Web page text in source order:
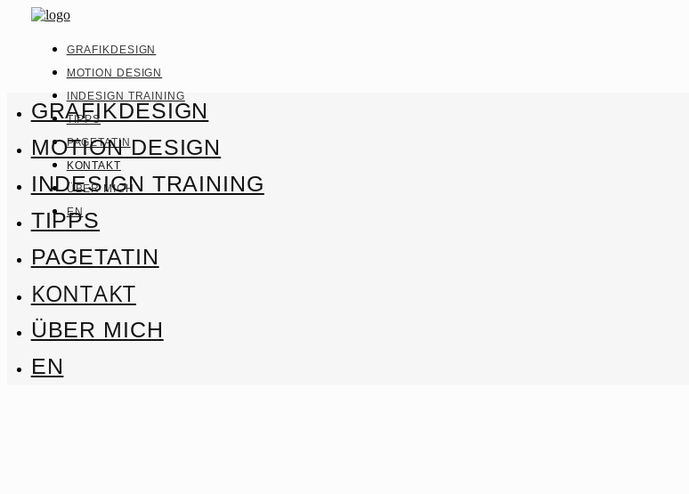
GRAFIKDESIGN
MOTION DESIGN
INDESIGN TRAINING
TIPPS
PAGETATIN
KONTAKT
ÜBER MICH
EN
GRAFIKDESIGN
MOTION DESIGN
INDESIGN TRAINING
TIPPS
PAGETATIN
KONTAKT
ÜBER MICH
EN